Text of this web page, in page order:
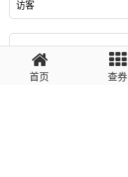
回复需填写必要信息
首页 查券